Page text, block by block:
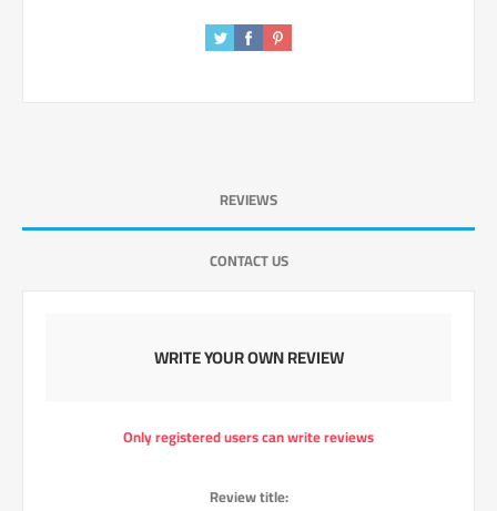
REVIEWS
CONTACT US
WRITE YOUR OWN REVIEW
Only registered users can write reviews
Review title: